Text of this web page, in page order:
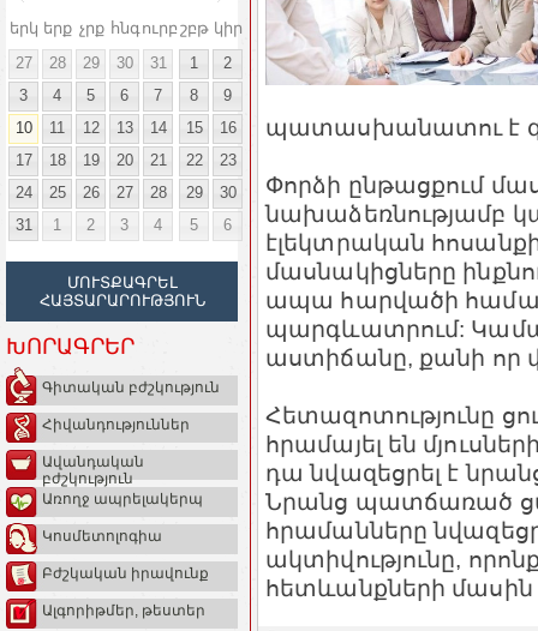
երկ երք չրք հնգուրբ շբթ կիր
27
28 29 30 31 1
2
3
4 5 6 7 8
9
10
11 12 13 14 15
16
17
18 19 20 21 22
23
24
25 26 27 28 29
30
31
1 2 3 4 5 6
ՄՈՒՏՔԱԳՐԵԼ
ՀԱՅՏԱՐԱՐՈՒԹՅՈՒՆ
ԽՈՐԱԳՐԵՐ
Գիտական բժշկություն
Հիվանդություններ
Ավանդական
բժշկություն
Առողջ ապրելակերպ
Կոսմետոլոգիա
Բժշկական իրավունք
Ալգորիթմեր, թեստեր
պատասխանատու է
Փորձի ընթացքում
նախաձեռնությամբ
էլեկտրական
մասնակիցները
ապա հարվածի
պարգևատրում:
աստիճանը, քանի որ
Հետազոտությունը
հրամայել են
դա նվազեցրել է
Նրանց պատճառած
հրամանները
ակտիվությունը,
հետևանքների